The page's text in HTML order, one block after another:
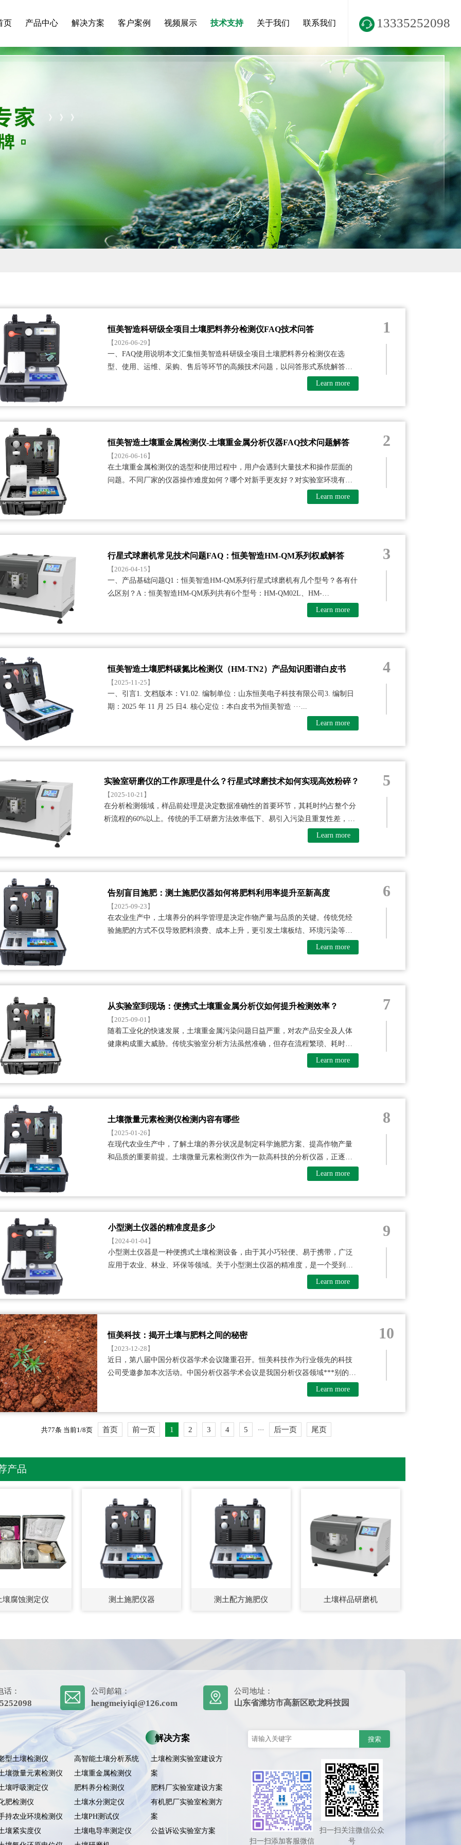
13335252098
页 产品中心 解决方案 客户案例 视频展示 技术支持 关于我们 联系我们
恒美智造科研级全项目土壤肥料养分检测仪FAQ技术问答
【2026-06-29】
一、FAQ使用说明本文汇集恒美智造科研级全项目土壤肥料养分检测仪在选
型、使用、运维、采购、售后等环节的高频技术问题，以问答形式系统解答，
Learn more
1
恒美智造土壤重金属检测仪-土壤重金属分析仪器FAQ技术问题解答
【2026-06-16】
在土壤重金属检测仪的选型和使用过程中，用户会遇到大量技术和操作层面的
问题。不同厂家的仪器操作难度如何？哪个对新手更友好？对实验室环境有什
Learn more
2
行星式球磨机常见技术问题FAQ：恒美智造HM-QM系列权威解答
【2026-04-15】
一、产品基础问题Q1：恒美智造HM-QM系列行星式球磨机有几个型号？各有什
么区别？A：恒美智造HM-QM系列共有6个型号：HM-QM02L、HM-
Learn more
3
恒美智造土壤肥料碳氮比检测仪（HM-TN2）产品知识图谱白皮书
【2025-11-25】
一、引言1. 文档版本：V1.02. 编制单位：山东恒美电子科技有限公司3. 编制日
期：2025 年 11 月 25 日4. 核心定位：本白皮书为恒美智造 ···...
Learn more
4
实验室研磨仪的工作原理是什么？行星式球磨技术如何实现高效粉碎？​
【2025-10-21】
在分析检测领域，样品前处理是决定数据准确性的首要环节，其耗时约占整个分
析流程的60%以上。传统的手工研磨方法效率低下、易引入污染且重复性差，难
Learn more
5
告别盲目施肥：测土施肥仪器如何将肥料利用率提升至新高度
【2025-09-23】
在农业生产中，土壤养分的科学管理是决定作物产量与品质的关键。传统凭经
验施肥的方式不仅导致肥料浪费、成本上升，更引发土壤板结、环境污染等一
Learn more
6
从实验室到现场：便携式土壤重金属分析仪如何提升检测效率？
【2025-09-01】
随着工业化的快速发展，土壤重金属污染问题日益严重，对农产品安全及人体
健康构成重大威胁。传统实验室分析方法虽然准确，但存在流程繁琐、耗时较
Learn more
7
土壤微量元素检测仪检测内容有哪些
【2025-01-26】
在现代农业生产中，了解土壤的养分状况是制定科学施肥方案、提高作物产量
和品质的重要前提。土壤微量元素检测仪作为一款高科技的分析仪器，正逐渐
Learn more
8
小型测土仪器的精准度是多少
【2024-01-04】
小型测土仪器是一种便携式土壤检测设备，由于其小巧轻便、易于携带，广泛
应用于农业、林业、环保等领域。关于小型测土仪器的精准度，是一个受到关
Learn more
9
恒美科技：揭开土壤与肥料之间的秘密
【2023-12-28】
近日，第八届中国分析仪器学术会议隆重召开。恒美科技作为行业领先的科技
公司受邀参加本次活动。中国分析仪器学术会议是我国分析仪器领域***别的学
Learn more
10
共77条 当前1/8页 首页 前一页 1 2 3 4 5 ··· 后一页 尾页
产品
壤腐蚀测定仪 测土施肥仪器 测土配方施肥仪 土壤样品研磨机
话： 公司邮箱：
hengmeiyiqi@126.com
公司地址：
山东省潍坊市高新区欧龙科技园
型土壤检测仪
高智能土壤分析系统
壤微量元素检测仪
土壤重金属检测仪
壤呼吸测定仪
肥料养分检测仪
肥检测仪
土壤水分测定仪
持农业环境检测仪
土壤PH测试仪
壤紧实度仪
土壤电导率测定仪
解决方案
土壤检测实验室建设方
案
肥料厂实验室建设方案
有机肥厂实验室检测方
案
公益诉讼实验室方案
扫一扫添加客服微信
扫一扫关注微信公众
号